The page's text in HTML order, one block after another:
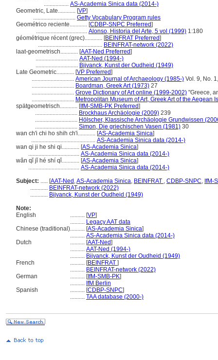
................. AS-Academia Sinica data (2014-)
Geometric, Late............ [VP]
............................. Getty Vocabulary Program rules
Geométrico reciente............ [CDBP-SNPC Preferred]
................................... Alonso, Historia del Arte, 5 vol (1999) 1:180
géométrique récent (grec)............ [BEINFRAT Preferred]
............................................ BEINFRAT-network (2022)
laat-geometrisch............ [AAT-Ned Preferred]
............................. AAT-Ned (1994-)
............................. Bijvanck, Kunst der Oudheid (1949)
Late Geometric............ [VP Preferred]
............................. American Journal of Archaeology (1985-) Vol. 9, No.
............................. Boardman, Greek Art (1973) 27
............................. Grove Dictionary of Art online (1999-2002) "Greece,
............................. Metropolitan Museum of Art, Greek Art of the Aegean
spätgeometrisch............ [IfM-SMB-PK Preferred]
............................. Brockhaus Archäologie (2009) 239
............................. Hölscher, Klassische Archäologie Grundwissen
............................. Simon, Die griechischen Vasen (1981) 30
wan ch'i chi ho shih ch'i............ [AS-Academia Sinica]
............................................ AS-Academia Sinica data (2014-)
wan qi ji he shi qi............ [AS-Academia Sinica]
................................... AS-Academia Sinica data (2014-)
wǎn qǐ jǐ hé shí qǐ............ [AS-Academia Sinica]
................................... AS-Academia Sinica data (2014-)
Subject: ..... [AAT-Ned ,AS-Academia Sinica, BEINFRAT , CDBP-SNPC, IfM-
............ BEINFRAT-network (2022)
............ Bijvanck, Kunst der Oudheid (1949)
Note:
English
.......... [VP]
.......... Legacy AAT data
Chinese (traditional).......... [AS-Academia Sinica]
.......... AS-Academia Sinica data (2014-)
Dutch
.......... [AAT-Ned]
.......... AAT-Ned (1994-)
.......... Bijvanck, Kunst der Oudheid (1949)
French
.......... [BEINFRAT ]
.......... BEINFRAT-network (2022)
German
.......... [IfM-SMB-PK]
.......... IfM Berlin
Spanish
.......... [CDBP-SNPC]
.......... TAA database (2000-)